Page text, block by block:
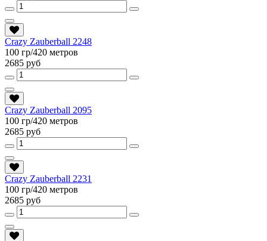
Crazy Zauberball 2248
100 гр/420 метров
2685 руб
Crazy Zauberball 2095
100 гр/420 метров
2685 руб
Crazy Zauberball 2231
100 гр/420 метров
2685 руб